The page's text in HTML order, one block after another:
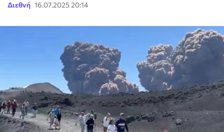
Διεθνή 16.07.2025 20:14